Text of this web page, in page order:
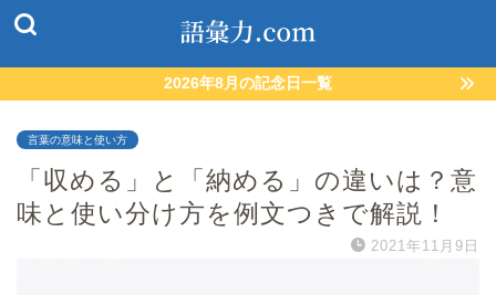
2026年8月の記念日一覧
言葉の意味と使い方
「収める」と「納める」の違いは？意
味と使い分け方を例文つきで解説！
2021年11月9日